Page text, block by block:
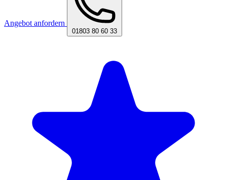
Angebot anfordern
01803 80 60 33